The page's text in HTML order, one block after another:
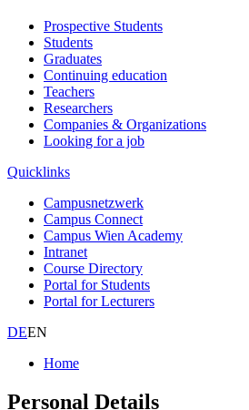
Prospective Students
Students
Graduates
Continuing education
Teachers
Researchers
Companies & Organizations
Looking for a job
Quicklinks
Campusnetzwerk
Campus Connect
Campus Wien Academy
Intranet
Course Directory
Portal for Students
Portal for Lecturers
DEEN
Home
Personal Details